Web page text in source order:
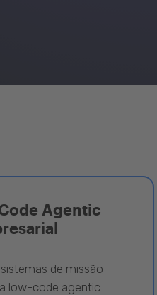
Agentic
de missão
low-code agentic